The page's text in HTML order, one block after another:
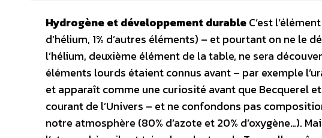
Hydrogène et développement durableC’est
d’hélium, 1% d’autres éléments) – et pourtant on ne le
l’hélium, deuxième élément de la table, ne sera
éléments lourds étaient connus avant – par exemple
et apparaît comme une curiosité avant que Becquerel
courant de l’Univers – et ne confondons pas
notre atmosphère (80% d’azote et 20% d’oxygène…).